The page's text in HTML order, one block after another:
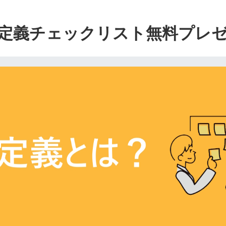
義チェックリスト無料プレ